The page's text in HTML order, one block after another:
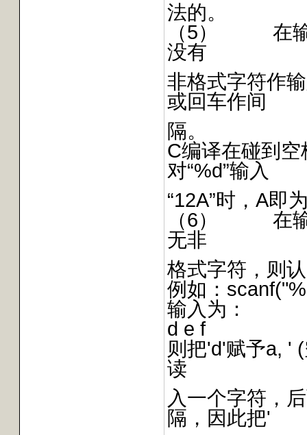
法的。
（5） 在输
没有
非格式字符作
或回车作间
隔。
C编译在碰到
对“%d”输入
“12A”时，A即
（6） 在输
无非
格式字符，则
例如：
输入为：
d e f
则把'd'赋予a, '
读
入一个字符，
隔，因此把'